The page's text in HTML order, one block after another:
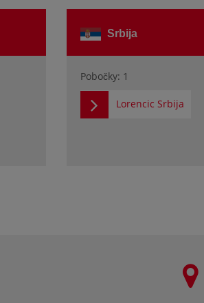
Srbija
Pobočky: 1
Lorencic Srbija